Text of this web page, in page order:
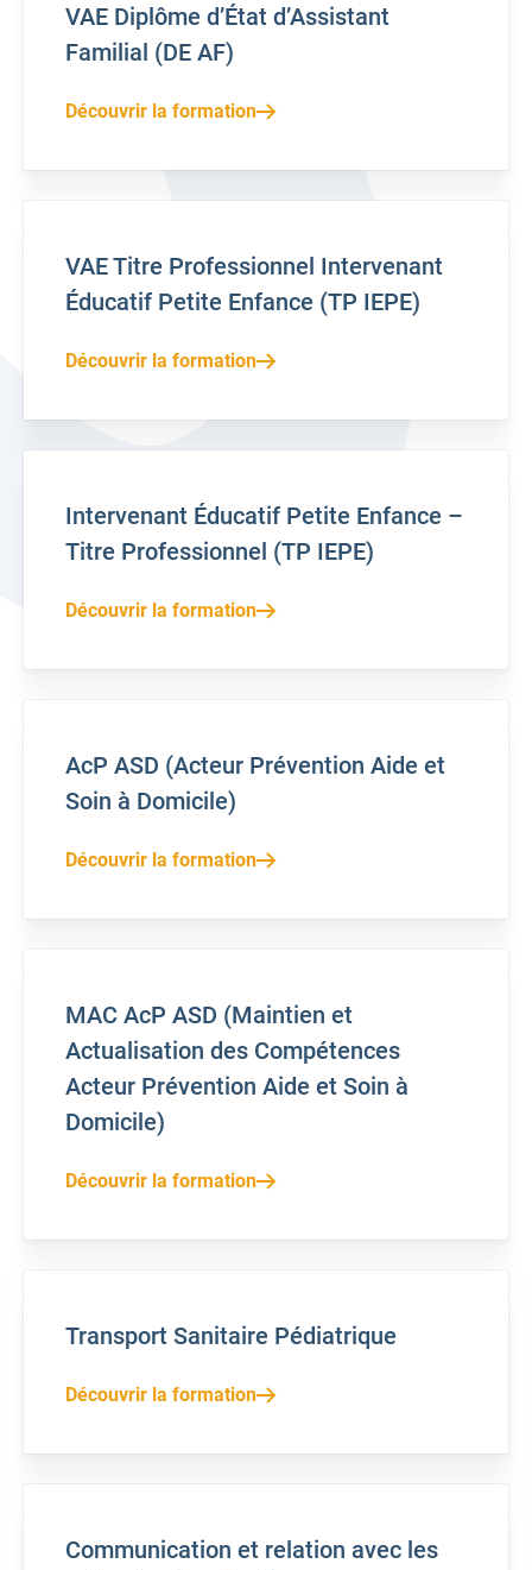
VAE Diplôme d’État d’Assistant
Familial (DE AF)
Découvrir la formation
VAE Titre Professionnel Intervenant
Éducatif Petite Enfance (TP IEPE)
Découvrir la formation
Intervenant Éducatif Petite Enfance –
Titre Professionnel (TP IEPE)
Découvrir la formation
AcP ASD (Acteur Prévention Aide et
Soin à Domicile)
Découvrir la formation
MAC AcP ASD (Maintien et
Actualisation des Compétences
Acteur Prévention Aide et Soin à
Domicile)
Découvrir la formation
Transport Sanitaire Pédiatrique
Découvrir la formation
Communication et relation avec les